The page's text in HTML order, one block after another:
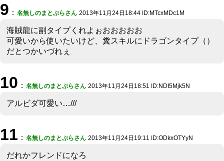
9 ： 名無しのまとぷらさん 2013年11月24日18:44 ID:MTcxMDc1M
海賊龍に副タイプくれよぉおおおおお
可愛いから使いたいけど、糞スキルにドラゴンタイプ（）
だとつかいづれぇ
10 ： 名無しのまとぷらさん 2013年11月24日18:51 ID:NDI5Mjk5N
アルビダ可愛い…///
11 ： 名無しのまとぷらさん 2013年11月24日19:11 ID:ODkxOTYyN
だれかフレンドになろ